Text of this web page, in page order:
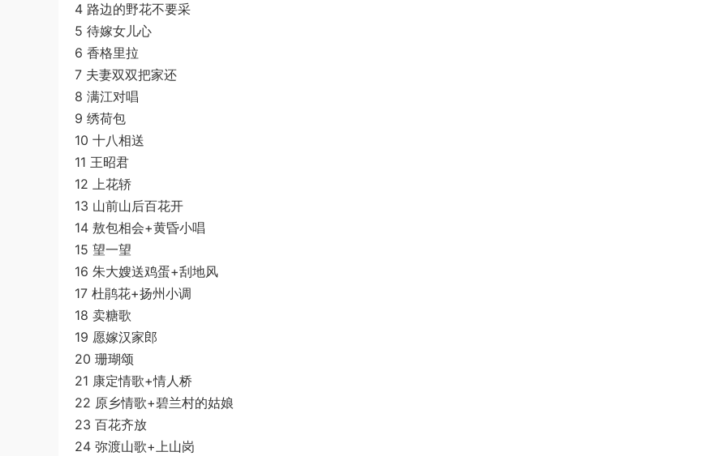
4 路边的野花不要采
5 待嫁女儿心
6 香格里拉
7 夫妻双双把家还
8 满江对唱
9 绣荷包
10 十八相送
11 王昭君
12 上花轿
13 山前山后百花开
14 敖包相会+黄昏小唱
15 望一望
16 朱大嫂送鸡蛋+刮地风
17 杜鹃花+扬州小调
18 卖糖歌
19 愿嫁汉家郎
20 珊瑚颂
21 康定情歌+情人桥
22 原乡情歌+碧兰村的姑娘
23 百花齐放
24 弥渡山歌+上山岗